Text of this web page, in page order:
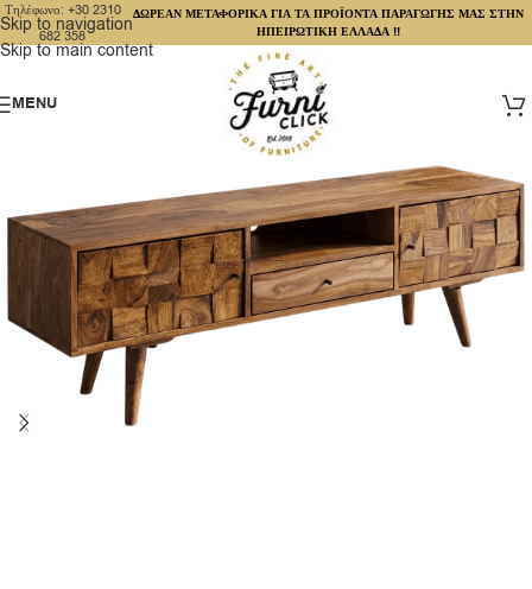
Skip to navigation
Skip to main content
Τηλέφωνο: +30 2310
682 358
ΔΩΡΕΑΝ ΜΕΤΑΦΟΡΙΚΑ ΓΙΑ ΤΑ ΠΡΟΪΟΝΤΑ ΠΑΡΑΓΩΓΗΣ ΜΑΣ ΣΤΗΝ
ΗΠΕΙΡΩΤΙΚΗ ΕΛΛΑΔΑ !!
MENU